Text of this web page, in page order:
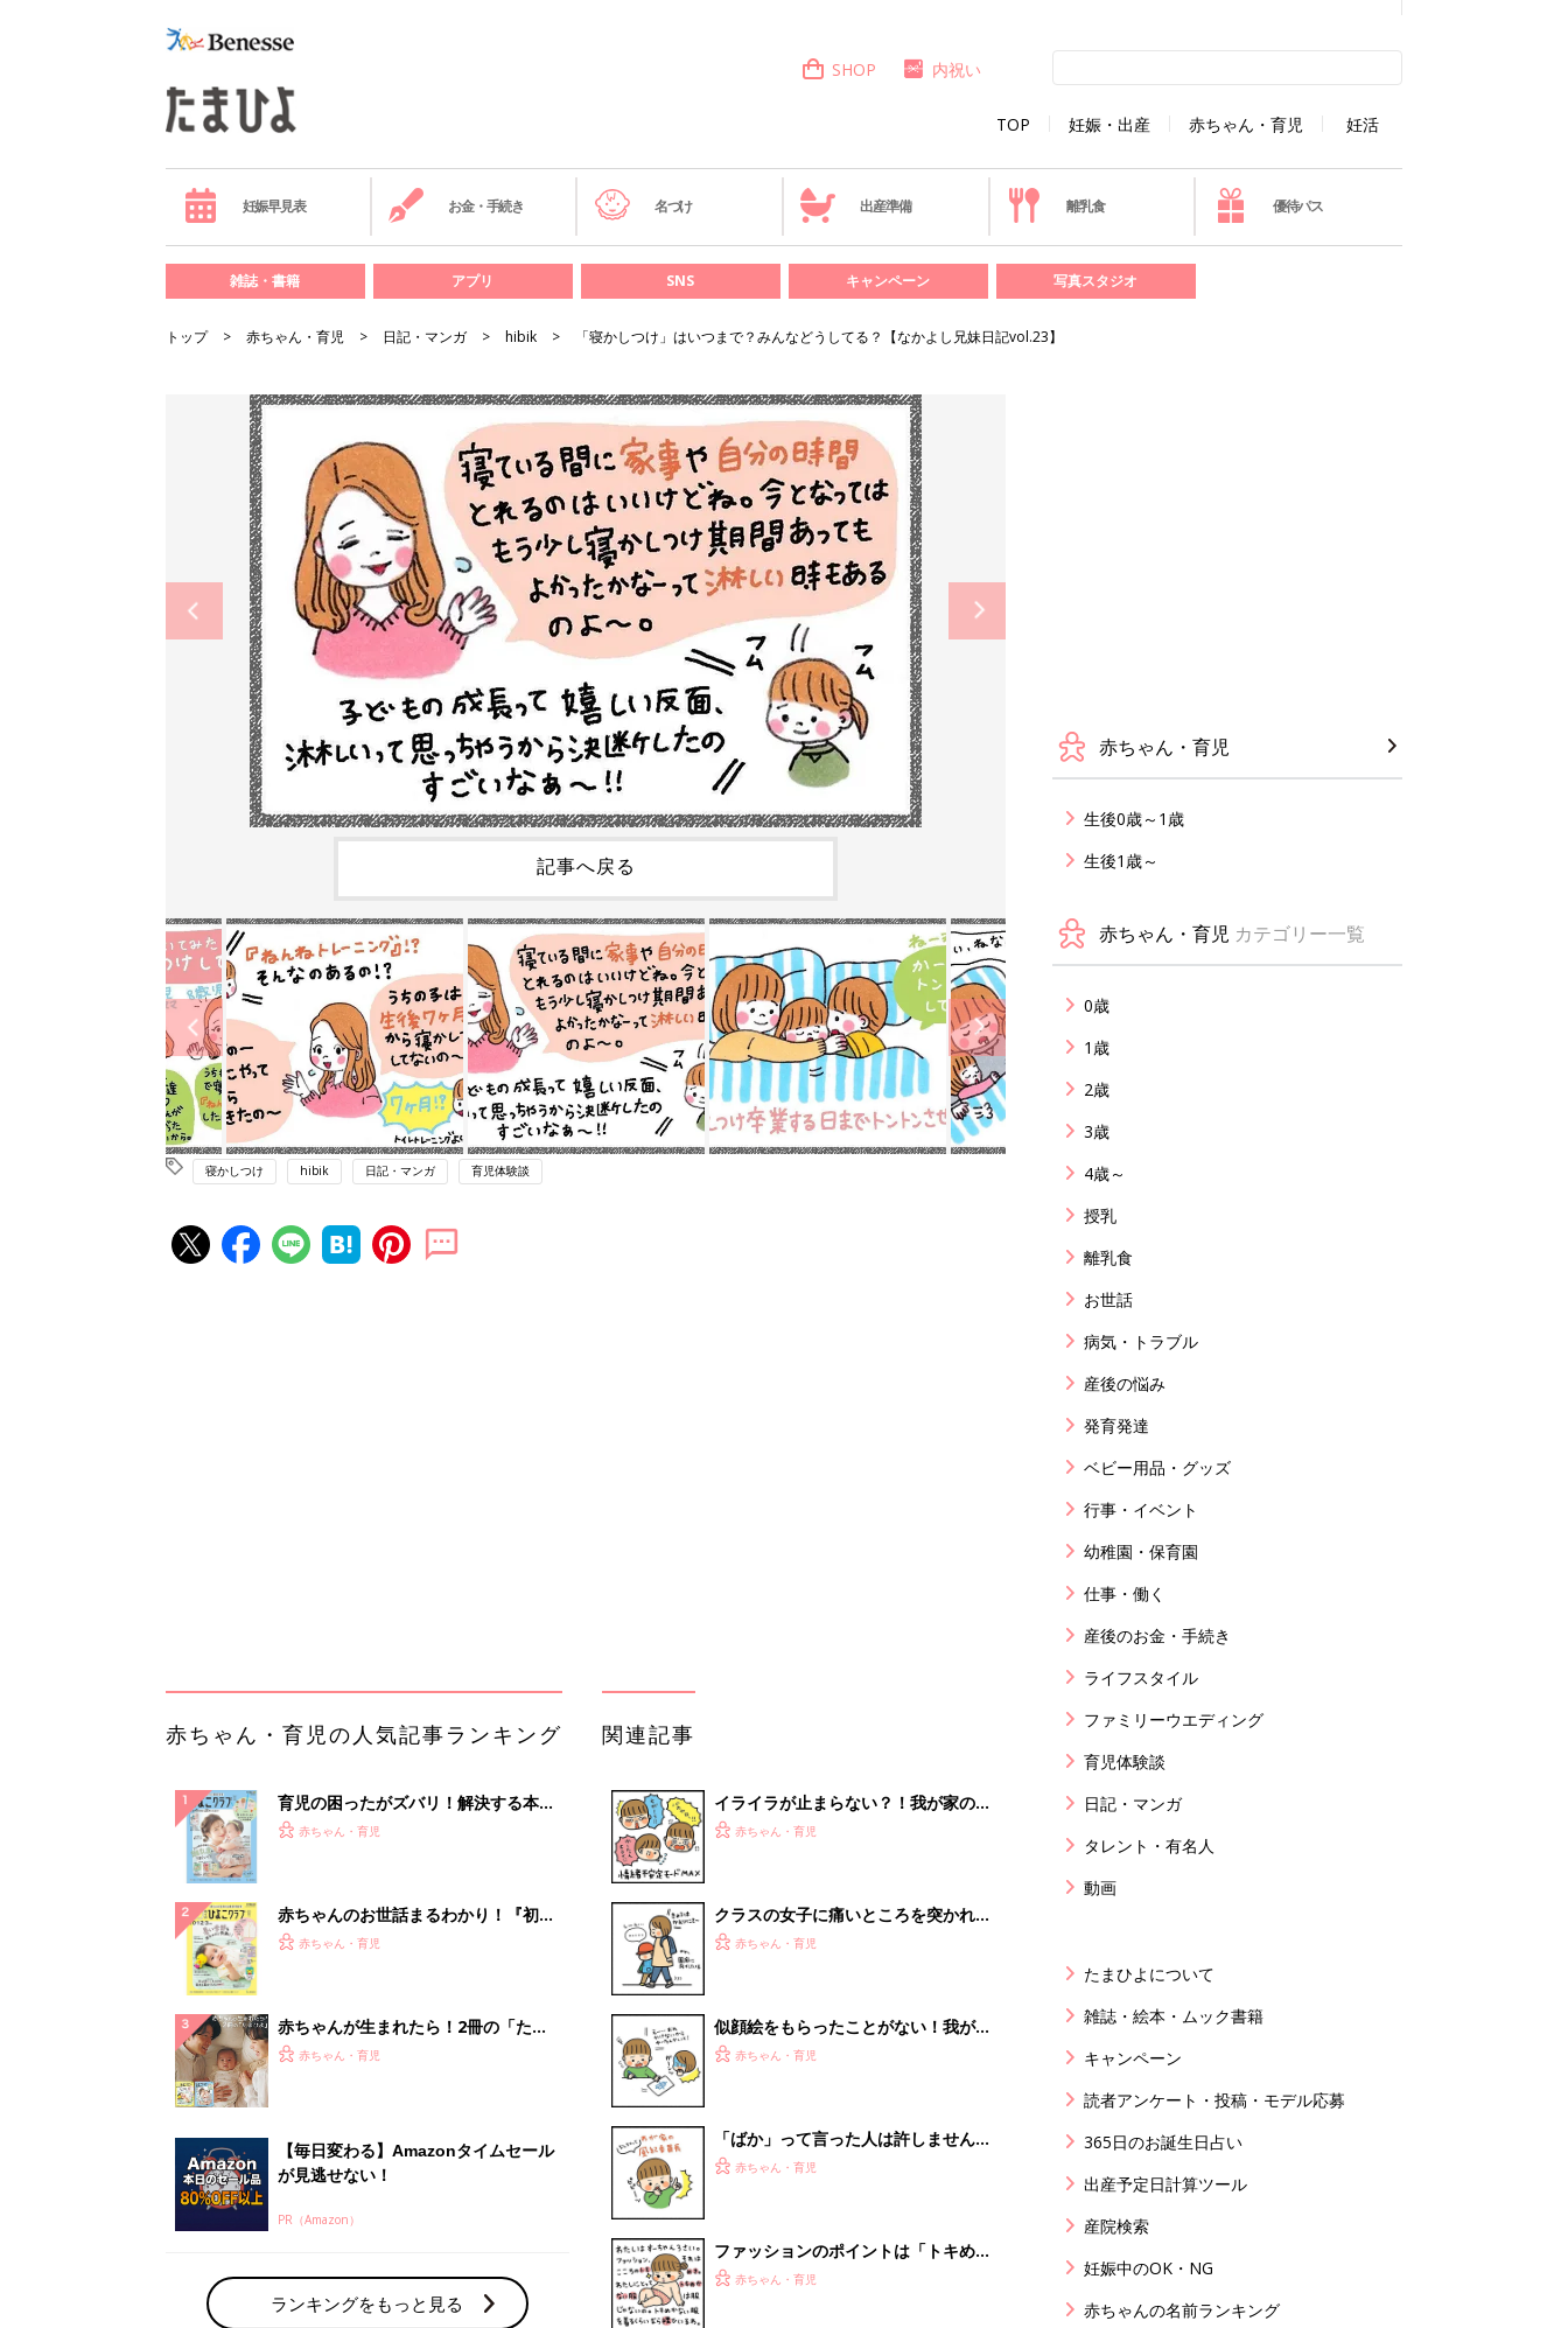
TOP 妊娠・出産 赤ちゃん・育児 妊活
SHOP 内祝い
妊娠早見表 お金・手続き 名づけ 出産準備 離乳食 優待パス
雑誌・書籍 アプリ SNS キャンペーン 写真スタジオ
トップ 赤ちゃん・育児 日記・マンガ hibik 「寝かしつけ」はいつまで？みんなどうしてる？【なかよし兄妹日記vol.23】
記事へ戻る
寝かしつけ hibik 日記・マンガ 育児体験談
が見逃せない！
PR（Amazon）
ランキングをもっと見る
し兄妹日記vol.31】
兄妹日記vol.33】
0％OFF以上が続々登場！Amazonの
本気が...
PR（Amazon）
赤ちゃん・育児の人気テーマ
育児日記・マンガ
離乳食はいつから？進め方は？「たまひよ きほんの離
赤ちゃん・育児
生後0歳～1歳
生後1歳～
赤ちゃん・育児 カテゴリー一覧
0歳
1歳
2歳
3歳
4歳～
授乳
離乳食
お世話
病気・トラブル
産後の悩み
発育発達
ベビー用品・グッズ
行事・イベント
幼稚園・保育園
仕事・働く
産後のお金・手続き
ライフスタイル
ファミリーウエディング
育児体験談
日記・マンガ
タレント・有名人
動画
たまひよについて
雑誌・絵本・ムック書籍
キャンペーン
読者アンケート・投稿・モデル応募
365日のお誕生日占い
出産予定日計算ツール
産院検索
妊娠中のOK・NG
赤ちゃんの名前ランキング